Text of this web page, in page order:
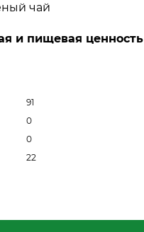
чай
и пищевая ценность
91
0
0
22